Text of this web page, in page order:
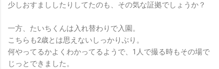
少しおすまししたりしてたのも、その気な証拠でしょうか？
一方、たいちくんは入れ替わりで入園。
こちらも2歳とは思えないしっかりぶり。
何やってるかよくわかってるようで、1人で撮る時もその場で
じっとできました。